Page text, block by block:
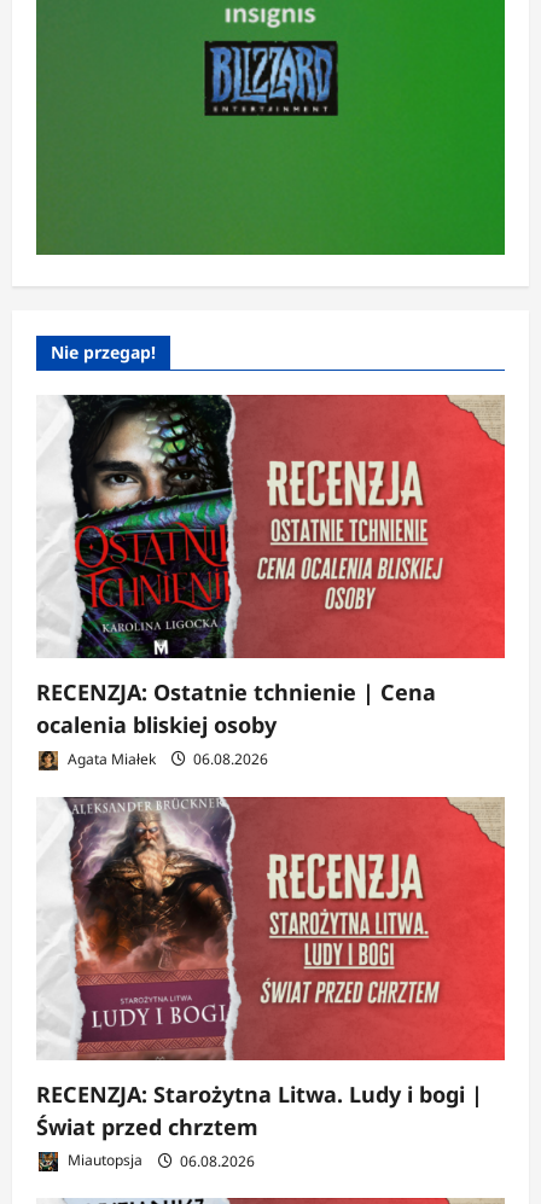
Nie przegap!
RECENZJA: Ostatnie tchnienie | Cena
ocalenia bliskiej osoby
Agata Miałek 06.08.2026
RECENZJA: Starożytna Litwa. Ludy i bogi |
Świat przed chrztem
Miautopsja 06.08.2026